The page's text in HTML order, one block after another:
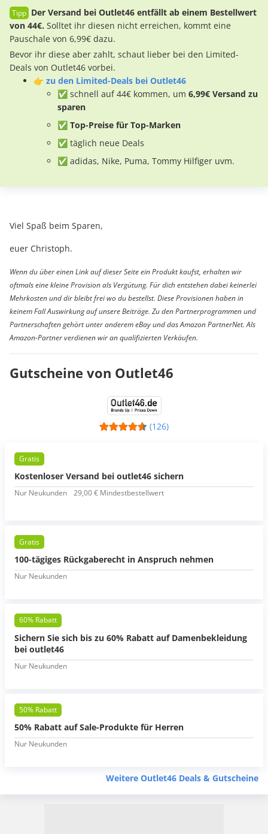
Der Versand bei Outlet46 entfällt ab einem Bestellwert
von 44€. Solltet ihr diesen nicht erreichen, kommt eine
Pauschale von 6,99€ dazu.
Bevor ihr diese aber zahlt, schaut lieber bei den Limited-
Deals von Outlet46 vorbei.
👉 zu den Limited-Deals bei Outlet46
✅ schnell auf 44€ kommen, um 6,99€ Versand zu
sparen
✅ Top-Preise für Top-Marken
✅ täglich neue Deals
✅ adidas, Nike, Puma, Tommy Hilfiger uvm.
Viel Spaß beim Sparen,
euer Christoph.
Wenn du über einen Link auf dieser Seite ein Produkt kaufst, erhalten wir
oftmals eine kleine Provision als Vergütung. Für dich entstehen dabei keinerlei
Mehrkosten und dir bleibt frei wo du bestellst. Diese Provisionen haben in
keinem Fall Auswirkung auf unsere Beiträge. Zu den Partnerprogrammen und
Partnerschaften gehört unter anderem eBay und das Amazon PartnerNet. Als
Amazon-Partner verdienen wir an qualifizierten Verkäufen.
Gutscheine von Outlet46
(126)
Gratis
Kostenloser Versand bei outlet46 sichern
Nur Neukunden 29,00 € Mindestbestellwert
Gratis
100-tägiges Rückgaberecht in Anspruch nehmen
Nur Neukunden
60% Rabatt
Sichern Sie sich bis zu 60% Rabatt auf Damenbekleidung
bei outlet46
Nur Neukunden
50% Rabatt
50% Rabatt auf Sale-Produkte für Herren
Nur Neukunden
Weitere Outlet46 Deals & Gutscheine